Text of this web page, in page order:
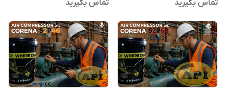
تماس بگیرید تماس بگیرید